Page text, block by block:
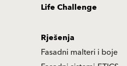
Life Challenge
Rješenja
Fasadni malteri i boje